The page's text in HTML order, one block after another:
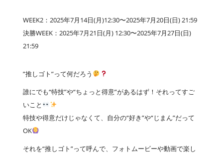
WEEK2：2025年7月14日(月)12:30〜2025年7月20日(日) 21:59
決勝WEEK：2025年7月21日(月) 12:30〜2025年7月27日(日)
21:59
”推しゴト”って何だろう
誰にでも“特技”や“ちょっと得意”があるはず！それってすご
いこと
特技や得意だけじゃなくて、自分の“好き”や“じまん”だって
OK
それを“推しゴト”って呼んで、フォトムービーや動画で楽し